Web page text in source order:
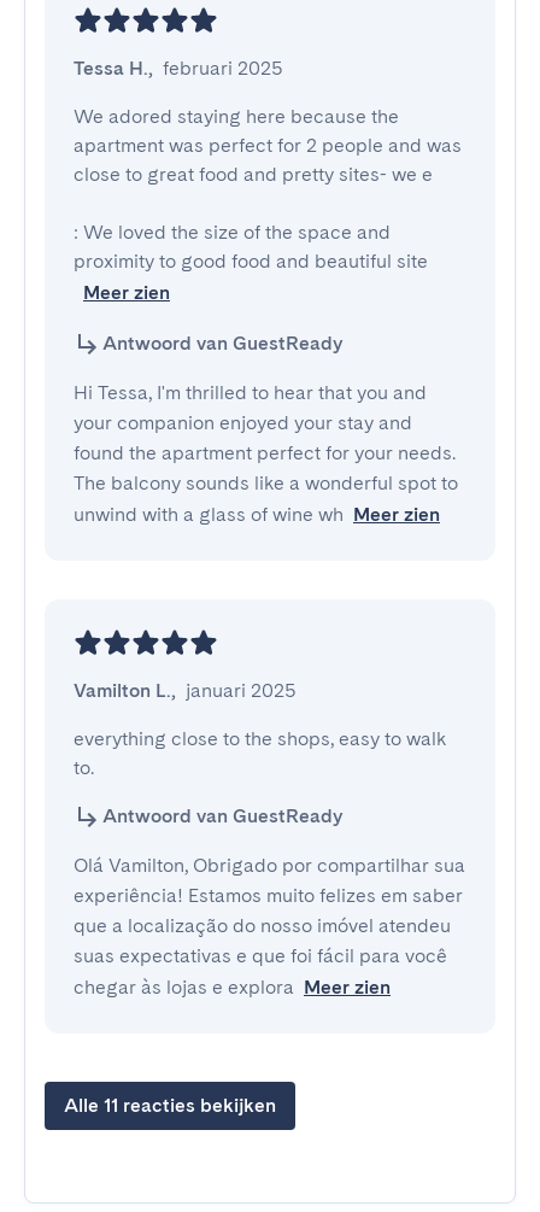
Tessa H., februari 2025
We adored staying here because the
apartment was perfect for 2 people and was
close to great food and pretty sites- we e
: We loved the size of the space and
proximity to good food and beautiful site
Meer zien
Antwoord van GuestReady
Hi Tessa, I'm thrilled to hear that you and
your companion enjoyed your stay and
found the apartment perfect for your needs.
The balcony sounds like a wonderful spot to
unwind with a glass of wine wh Meer zien
Vamilton L., januari 2025
everything close to the shops, easy to walk
to.
Antwoord van GuestReady
Olá Vamilton, Obrigado por compartilhar sua
experiência! Estamos muito felizes em saber
que a localização do nosso imóvel atendeu
suas expectativas e que foi fácil para você
chegar às lojas e explora Meer zien
Alle 11 reacties bekijken